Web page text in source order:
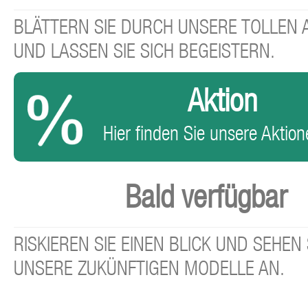
BLÄTTERN SIE DURCH UNSERE TOLLEN
UND LASSEN SIE SICH BEGEISTERN.
Aktion
Hier finden Sie unsere
Bald verfügbar
RISKIEREN SIE EINEN BLICK UND SEHEN
UNSERE ZUKÜNFTIGEN MODELLE AN.